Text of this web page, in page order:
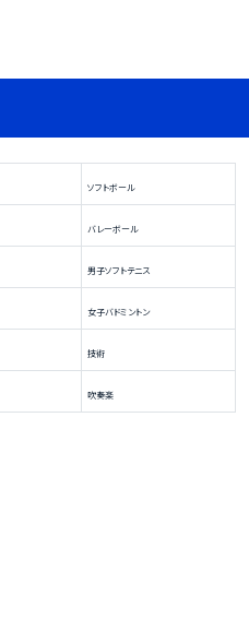
ソフトボール
バレーボール
男子ソフトテニス
女子バドミントン
技術
吹奏楽